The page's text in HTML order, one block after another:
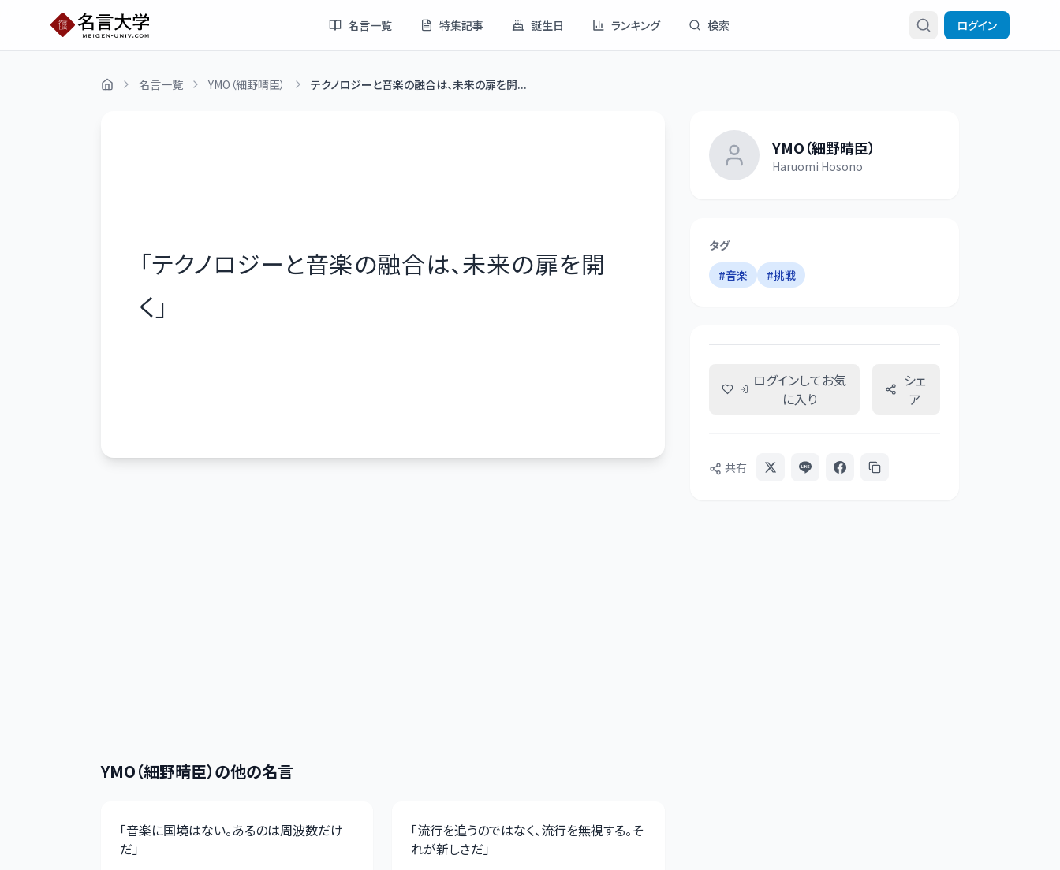
名言一覧 特集記事 誕生日 ランキング 検索 ログイン
名言一覧 YMO（細野晴臣） テクノロジーと音楽の融合は、未来の扉を開...
「テクノロジーと音楽の融合は、未来の扉を開
く 」
YMO（細野晴臣）
Haruomi Hosono
タグ
#音楽 #挑戦
ログインしてお気
に入り
シェ
ア
共有
YMO（細野晴臣）の他の名言
「音楽に国境はない。あるのは周波数だけ
だ」
「流行を追うのではなく、流行を無視する。そ
れが新しさだ」